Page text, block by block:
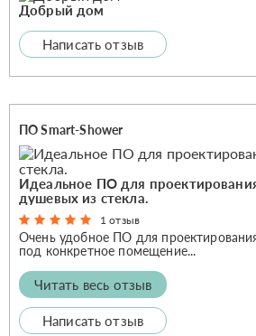
Добрый дом
Написать отзыв
ПО Smart-Shower
Идеальное ПО для
душевых из стекла.
1 отзыв
Очень удобное ПО для
под конкретное помещение...
Читать весь отзыв
Написать отзыв